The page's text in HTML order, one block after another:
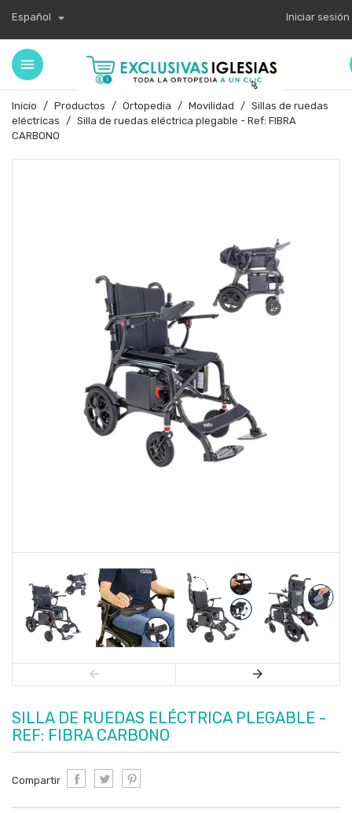
Español  Iniciar sesión
Inicio Productos Ortopedia Movilidad
Sillas de ruedas
eléctricas
Silla de ruedas eléctrica plegable - Ref: FIBRA
CARBONO
SILLA DE RUEDAS ELÉCTRICA PLEGABLE -
REF: FIBRA CARBONO
Compartir